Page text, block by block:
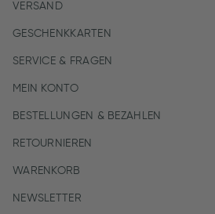
VERSAND
GESCHENKKARTEN
SERVICE & FRAGEN
MEIN KONTO
BESTELLUNGEN & BEZAHLEN
RETOURNIEREN
WARENKORB
NEWSLETTER